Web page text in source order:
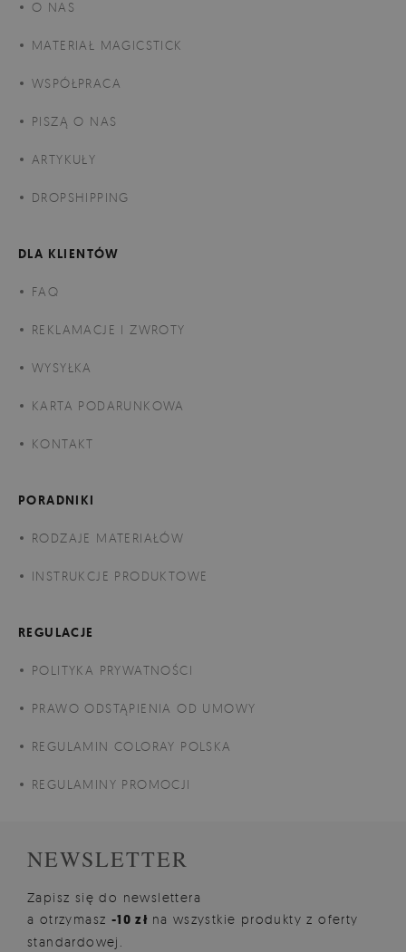
O NAS
MATERIAŁ MAGICSTICK
WSPÓŁPRACA
PISZĄ O NAS
ARTYKUŁY
DROPSHIPPING
DLA KLIENTÓW
FAQ
REKLAMACJE I ZWROTY
WYSYŁKA
KARTA PODARUNKOWA
KONTAKT
PORADNIKI
RODZAJE MATERIAŁÓW
INSTRUKCJE PRODUKTOWE
REGULACJE
POLITYKA PRYWATNOŚCI
PRAWO ODSTĄPIENIA OD UMOWY
REGULAMIN COLORAY POLSKA
REGULAMINY PROMOCJI
NEWSLETTER
Zapisz się do newslettera
a otrzymasz -10 zł na wszystkie produkty z oferty
standardowej.